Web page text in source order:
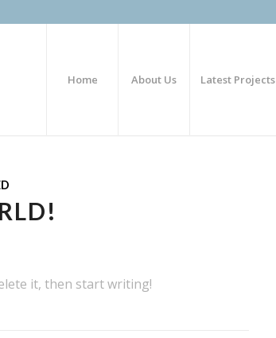
Home About Us Latest Projects
it, then start writing!